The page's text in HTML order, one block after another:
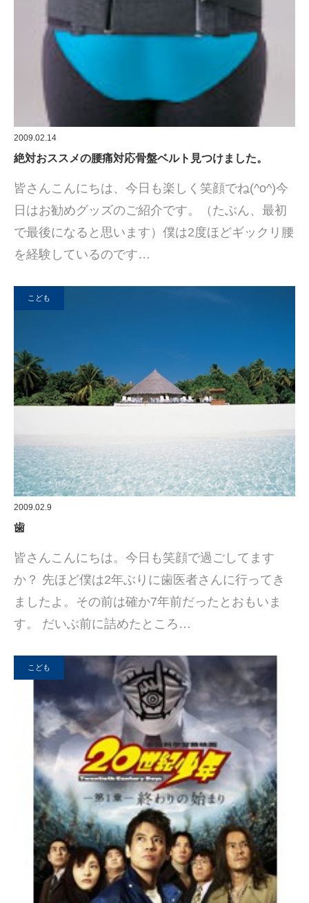
2009.02.14
絶対おススメの腰痛対応骨盤ベルト見つけました。
皆さんこんにちは、今日も楽しく笑顔でね(^o^)今
日はお勧めグッズのご紹介です。（たぶん、最初
で最後になると思います）僕は2度ほどギックリ腰
を経験しているのです…
こども
2009.02.9
歯
皆さんこんにちは。今日も笑顔で過ごしてます
か？ 先ほど僕は2年ぶりに歯医者さんに行ってき
ましたよ。その前は確か7年前だったとおもいま
す。 だいぶ前に詰めたところ…
こども